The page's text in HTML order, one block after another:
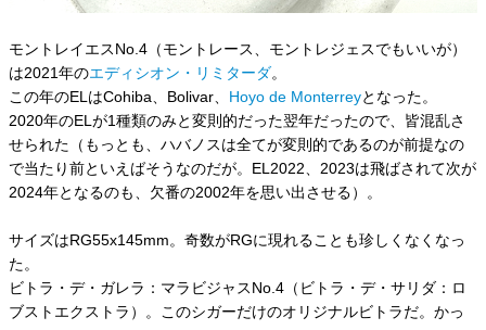
モントレイエスNo.4（モントレース、モントレジェスでもいいが）
は2021年のエディシオン・リミターダ。
この年のELはCohiba、Bolivar、 Hoyo de Monterreyとなった。
2020年のELが1種類のみと変則的だった翌年だったので、皆混乱さ
せられた（もっとも、ハバノスは全てが変則的であるのが前提なの
で当たり前といえばそうなのだが。EL2022、2023は飛ばされて次が
2024年となるのも、欠番の2002年を思い出させる）。
サイズはRG55x145mm。奇数がRGに現れることも珍しくなくなっ
た。
ビトラ・デ・ガレラ：マラビジャスNo.4（ビトラ・デ・サリダ：ロ
ブストエクストラ）。このシガーだけのオリジナルビトラだ。かっ